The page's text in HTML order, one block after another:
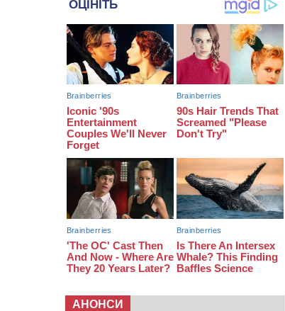
11:48 На черкаській дамбі загинув
зустрічній смузі із вантажівкою
11:14
Збитки понад 100 тисяч гривень:
на Золотоніщині правоохоронці
виявили 700 метрів
браконьєрських сіток
10:33
У Черкасах легковик зіткнувся із
вантажівкою й “відлетів” у стіну:
постраждав підліток
АНОНСИ